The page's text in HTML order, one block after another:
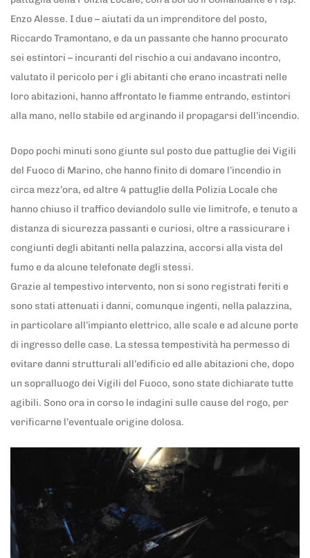
Enzo Alesse. I due – aiutati da un imprenditore del posto,
Riccardo Tramontano, e da un passante che hanno procurato
sei estintori – incuranti del rischio a cui andavano incontro,
valutato il pericolo per i gli abitanti che erano incastrati nelle
loro abitazioni, hanno affrontato le fiamme entrando, estintori
alla mano, nello stabile ed arginando il propagarsi dell’incendio.
Dopo pochi minuti sono giunte sul posto due pattuglie dei Vigili
del Fuoco di Marino, che hanno finito di domare l’incendio in
circa mezz’ora, ed altre 4 pattuglie della Polizia Locale che
hanno chiuso il traffico deviandolo sulle vie limitrofe, e tenuto a
distanza di sicurezza passanti e curiosi, oltre a rassicurare i
congiunti degli abitanti nella palazzina, accorsi alla vista del
fumo e da alcune telefonate degli stessi.
Grazie al tempestivo intervento, non si sono registrati feriti e
sono stati attenuati i danni, comunque ingenti, nella palazzina,
in particolare all’impianto elettrico, alle scale e ad alcune porte
di ingresso delle case. La stessa tempestività ha permesso di
evitare danni strutturali all’edificio ed alle abitazioni che, dopo
un sopralluogo dei Vigili del Fuoco, sono state dichiarate tutte
agibili. Sono ora in corso le indagini sulle cause del rogo, per
verificarne l’eventuale origine dolosa.